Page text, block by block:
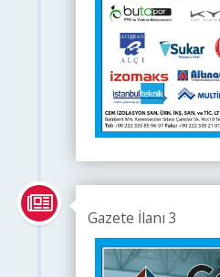
Gazete İlanı 3